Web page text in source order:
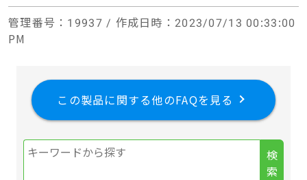
管理番号 ：19937 / 作成日時 ：2023/07/13 00:33:00
PM
この製品に関する他のFAQを見る
検
索